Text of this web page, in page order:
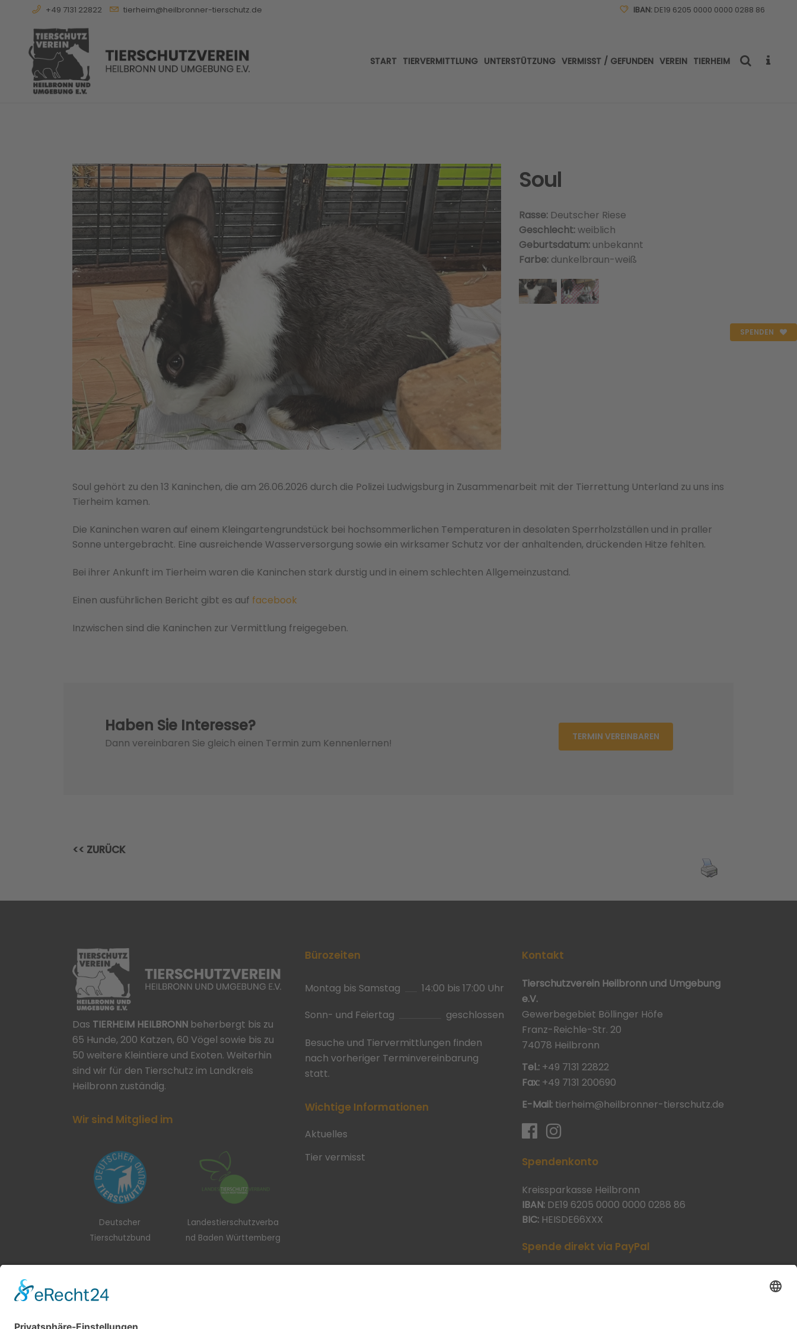
+49 7131 22822 tierheim@heilbronner-tierschutz.de IBAN: DE19 6205 0000 0000 0288 86
START TIERVERMITTLUNG UNTERSTÜTZUNG VERMISST / GEFUNDEN VEREIN TIERHEIM
SPENDEN
Soul
Rasse: Deutscher Riese
Geschlecht:weiblich
Geburtsdatum: unbekannt
Farbe: dunkelbraun-weiß
Soul gehört zu den 13 Kaninchen, die am 26.06.2026 durch die Polizei Ludwigsburg in Zusammenarbeit mit der Tierrettung Unterland zu uns ins
Tierheim kamen.
Die Kaninchen waren auf einem Kleingartengrundstück bei hochsommerlichen Temperaturen in desolaten Sperrholzställen und in praller
Sonne untergebracht. Eine ausreichende Wasserversorgung sowie ein wirksamer Schutz vor der anhaltenden, drückenden Hitze fehlten.
Bei ihrer Ankunft im Tierheim waren die Kaninchen stark durstig und in einem schlechten Allgemeinzustand.
Einen ausführlichen Bericht gibt es auf facebook
Inzwischen sind die Kaninchen zur Vermittlung freigegeben.
Haben Sie Interesse?
Dann vereinbaren Sie gleich einen Termin zum Kennenlernen! TERMIN VEREINBAREN
<< ZURÜCK
Das TIERHEIM HEILBRONN beherbergt bis zu
65 Hunde, 200 Katzen, 60 Vögel sowie bis zu
50 weitere Kleintiere und Exoten. Weiterhin
sind wir für den Tierschutz im Landkreis
Heilbronn zuständig.
Wir sind Mitglied im
Deutscher
Tierschutzbund
Landestierschutzverba
nd Baden Württemberg
Bürozeiten
Montag bis Samstag
14:00 bis 17:00 Uhr
Sonn- und Feiertag
geschlossen
Besuche und Tiervermittlungen finden
nach vorheriger Terminvereinbarung
statt.
Wichtige Informationen
Aktuelles
Tier vermisst
Kontakt
Tierschutzverein Heilbronn und Umgebung
e.V.
Gewerbegebiet Böllinger Höfe
Franz-Reichle-Str. 20
74078 Heilbronn
Tel.: +49 7131 22822
Fax: +49 7131 200690
E-Mail: tierheim@heilbronner-tierschutz.de
Spendenkonto
Kreissparkasse Heilbronn
IBAN: DE19 6205 0000 0000 0288 86
BIC: HEISDE66XXX
Spende direkt via PayPal